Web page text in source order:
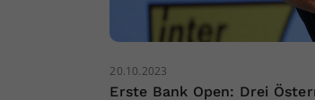
20.10.2023
Erste Bank Open: Drei